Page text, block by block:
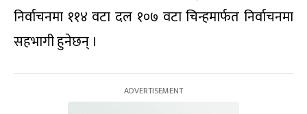
निर्वाचनमा ११४ वटा दल १०७ वटा चिन्हमार्फत निर्वाचनमा
सहभागी हुनेछन् ।